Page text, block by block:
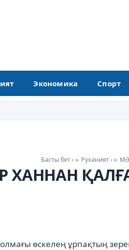
Экономика Спорт
Басты бет » Руханият »
ХАННАН
өскелең ұрпақтың